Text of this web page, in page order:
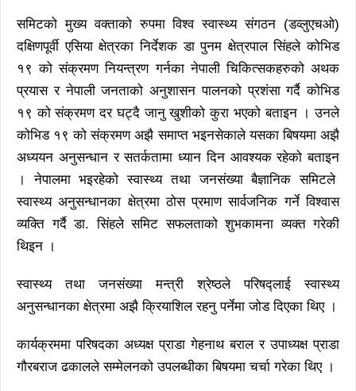
समिटको मुख्य वक्ताको रुपमा विश्व स्वास्थ्य संगठन (डव्लुएचओ)
दक्षिणपूर्वी एसिया क्षेत्रका निर्देशक डा पुनम क्षेत्रपाल सिंहले कोभिड
१९ को संक्रमण नियन्त्रण गर्नका नेपाली चिकित्सकहरुको अथक
प्रयास र नेपाली जनताको अनुशासन पालनको प्रशंसा गर्दै कोभिड
१९ को संक्रमण दर घट्दै जानु खुशीको कुरा भएको बताइन । उनले
कोभिड १९ को संक्रमण अझै समाप्त भइनसेकाले यसका बिषयमा अझै
अध्ययन अनुसन्धान र सतर्कतामा ध्यान दिन आवश्यक रहेको बताइन
। नेपालमा भइरहेको स्वास्थ्य तथा जनसंख्या बैज्ञानिक समिटले
स्वास्थ्य अनुसन्धानका क्षेत्रमा ठोस प्रमाण सार्वजनिक गर्ने विश्वास
व्यक्ति गर्दै डा. सिंहले समिट सफलताको शुभकामना व्यक्त गरेकी
थिइन ।
स्वास्थ्य तथा जनसंख्या मन्त्री श्रेष्ठले परिषद्लाई स्वास्थ्य
अनुसन्धानका क्षेत्रमा अझै क्रियाशिल रहनु पर्नेमा जोड दिएका थिए ।
कार्यक्रममा परिषदका अध्यक्ष प्राडा गेहनाथ बराल र उपाध्यक्ष प्राडा
गौरबराज ढकालले सम्मेलनको उपलब्धीका बिषयमा चर्चा गरेका थिए ।